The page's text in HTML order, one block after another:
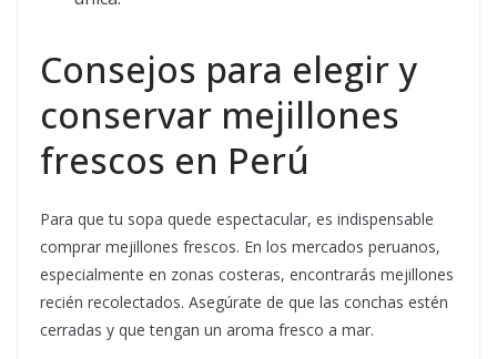
Consejos para elegir y
conservar mejillones
frescos en Perú
Para que tu sopa quede espectacular, es indispensable
comprar mejillones frescos. En los mercados peruanos,
especialmente en zonas costeras, encontrarás mejillones
recién recolectados. Asegúrate de que las conchas estén
cerradas y que tengan un aroma fresco a mar.